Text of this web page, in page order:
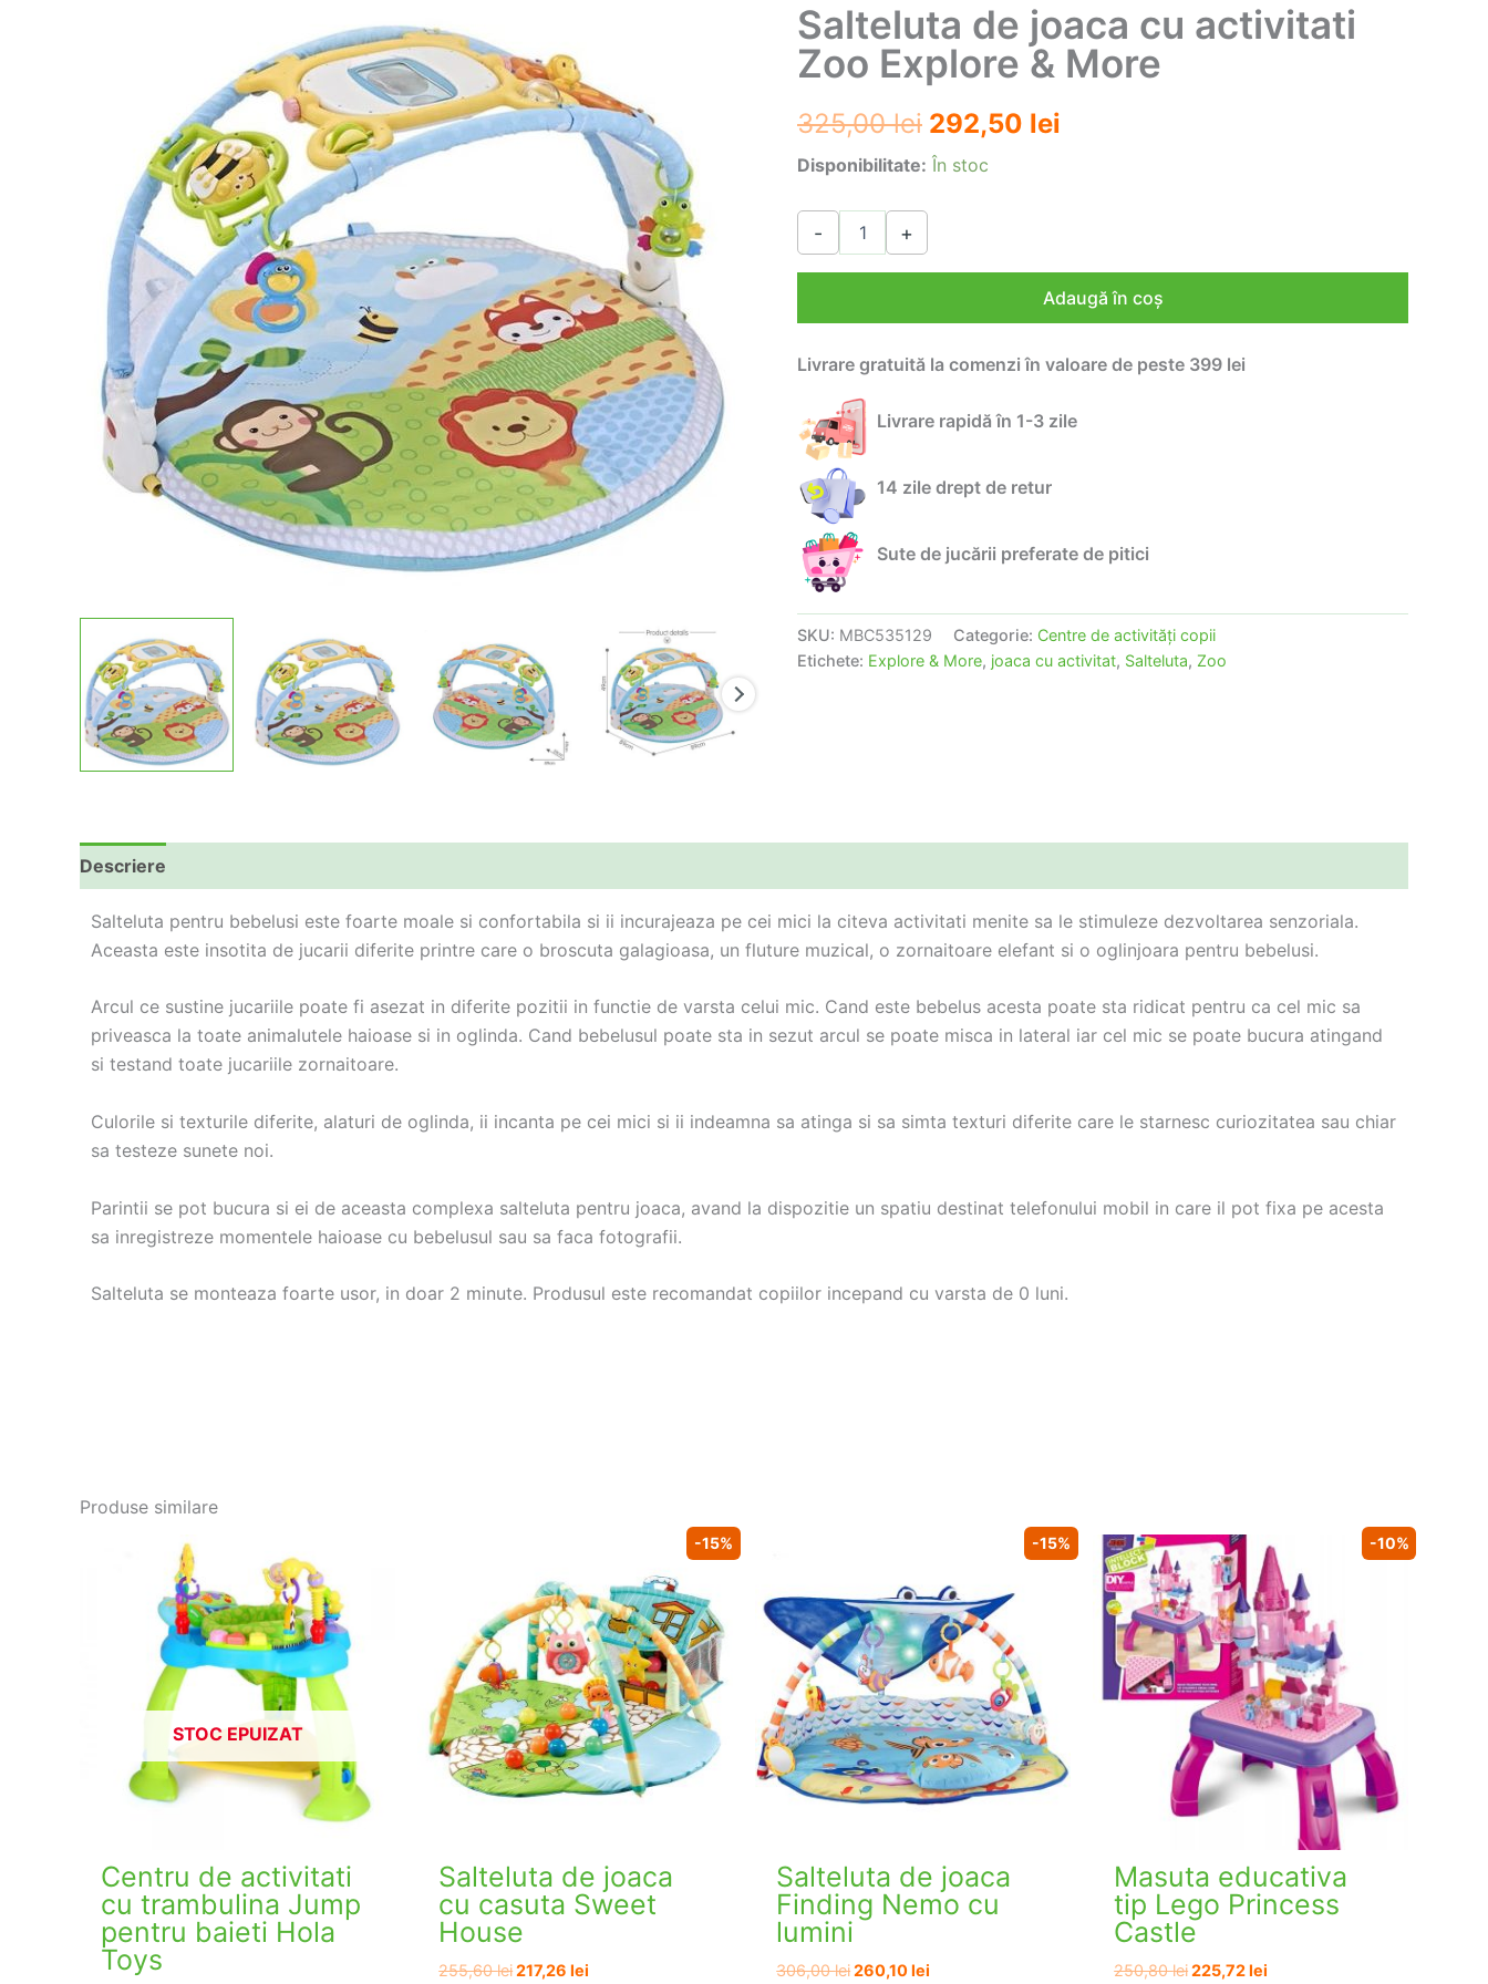
Salteluta de joaca cu activitati
Zoo Explore & More
325,00lei Prețul
inițial
325,00 lei.
292,50 lei
Disponibilitate: În stoc
-
Cantitate
Explore
More
+
Adaugă în coș
Livrare gratuită la comenzi în valoare de peste 399 lei
Livrare rapidă în 1-3 zile
14 zile drept de retur
Sute de jucării preferate de pitici
SKU: MBC535129 Categorie: Centre de activităţi copii
Etichete: Explore & More, joaca cu activitat, Salteluta, Zoo
Descriere
Salteluta pentru bebelusi este foarte moale si confortabila si ii incurajeaza pe cei mici la citeva activitati menite sa le stimuleze dezvoltarea senzoriala.
Aceasta este insotita de jucarii diferite printre care o broscuta galagioasa, un fluture muzical, o zornaitoare elefant si o oglinjoara pentru bebelusi.
Arcul ce sustine jucariile poate fi asezat in diferite pozitii in functie de varsta celui mic. Cand este bebelus acesta poate sta ridicat pentru ca cel mic sa
priveasca la toate animalutele haioase si in oglinda. Cand bebelusul poate sta in sezut arcul se poate misca in lateral iar cel mic se poate bucura atingand
si testand toate jucariile zornaitoare.
Culorile si texturile diferite, alaturi de oglinda, ii incanta pe cei mici si ii indeamna sa atinga si sa simta texturi diferite care le starnesc curiozitatea sau chiar
sa testeze sunete noi.
Parintii se pot bucura si ei de aceasta complexa salteluta pentru joaca, avand la dispozitie un spatiu destinat telefonului mobil in care il pot fixa pe acesta
sa inregistreze momentele haioase cu bebelusul sau sa faca fotografii.
Salteluta se monteaza foarte usor, in doar 2 minute. Produsul este recomandat copiilor incepand cu varsta de 0 luni.
Produse similare
STOC EPUIZAT
Centru de activitati
cu trambulina Jump
pentru baieti Hola
Toys
-15%
Salteluta de joaca
cu casuta Sweet
House
255,60leiPrețul
217,26lei
-15%
Salteluta de joaca
Finding Nemo cu
lumini
306,00leiPrețul
260,10lei
-10%
Masuta educativa
tip Lego Princess
Castle
250,80leiPrețul
225,72lei